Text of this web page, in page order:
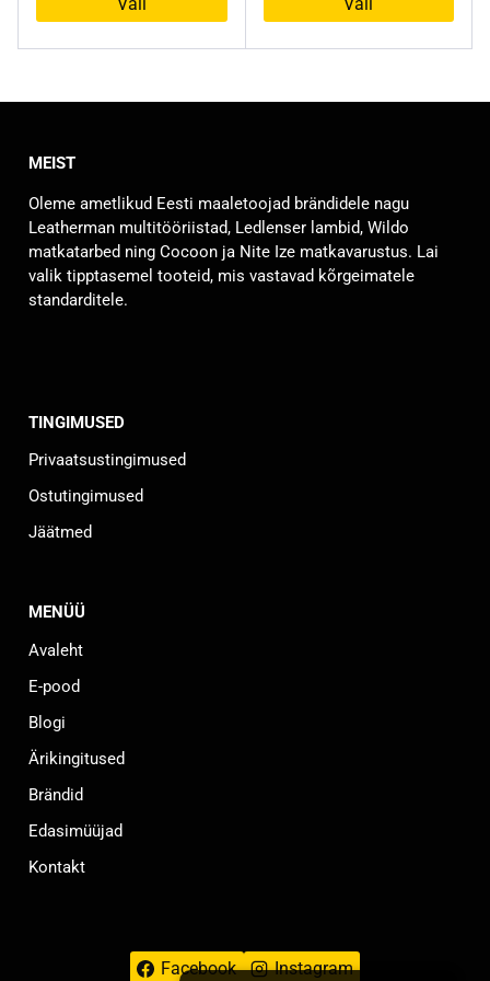
7,80 €.4,30 €.
Vali
Valikuid
teha
tootelehel.
Vali
teha
tootelehel.
MEIST
Oleme ametlikud Eesti maaletoojad brändidele nagu
Leatherman multitööriistad, Ledlenser lambid, Wildo
matkatarbed ning Cocoon ja Nite Ize matkavarustus. Lai
valik tipptasemel tooteid, mis vastavad kõrgeimatele
standarditele.
TINGIMUSED
Privaatsustingimused
Ostutingimused
Jäätmed
MENÜÜ
Avaleht
E-pood
Blogi
Ärikingitused
Brändid
Edasimüüjad
Kontakt
Facebook Instagram